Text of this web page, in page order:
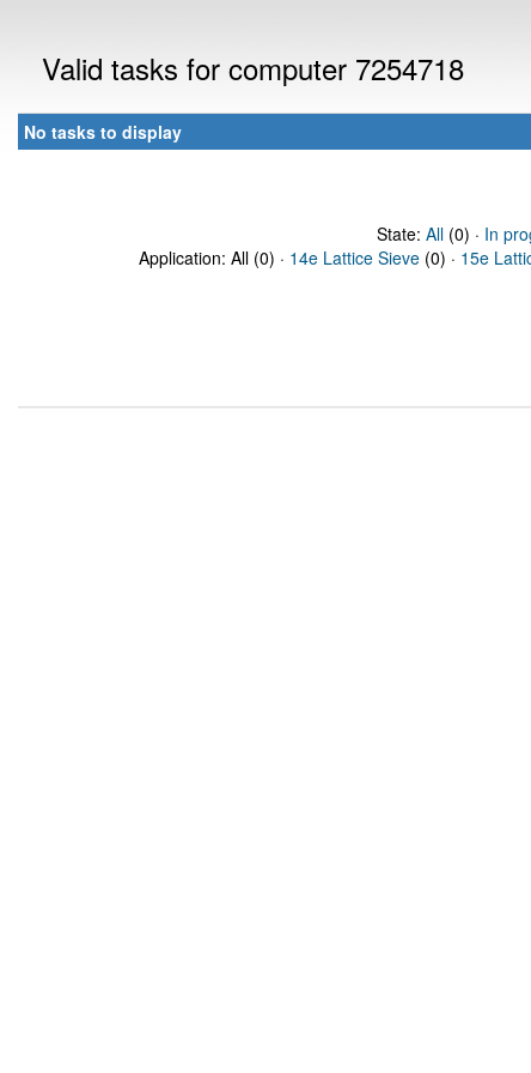
Valid tasks for computer 7254718
No tasks to display
State: All(0) · In
Application: All (0) · 14e Lattice Sieve (0) · 15e